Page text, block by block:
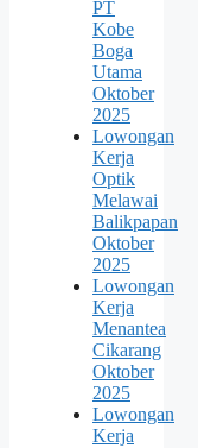
PT
Kobe
Boga
Utama
Oktober
2025
Lowongan
Kerja
Optik
Melawai
Balikpapan
Oktober
2025
Lowongan
Kerja
Menantea
Cikarang
Oktober
2025
Lowongan
Kerja